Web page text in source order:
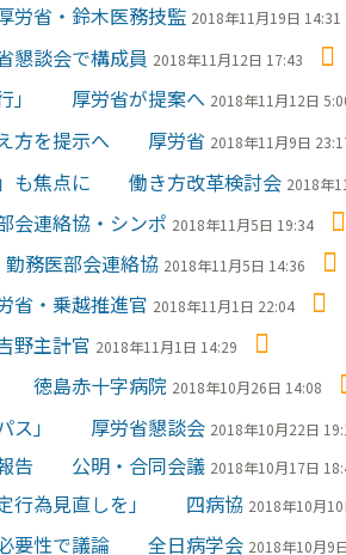
省・鈴木医務技監 2018年11月19日 14:31
談会で構成員 2018年11月12日 17:43
行」 厚労省が提案へ 2018年11月12日
え方を提示へ 厚労省 2018年11月9日
」も焦点に 働き方改革検討会 2018年
連絡協・シンポ 2018年11月5日 19:34
務医部会連絡協 2018年11月5日 14:36
・乗越推進官 2018年11月1日 22:04
野主計官 2018年11月1日 14:29
徳島赤十字病院 2018年10月26日 14:08
パス」 厚労省懇談会 2018年10月22日
報告 公明・合同会議 2018年10月17日
定行為見直しを」 四病協 2018年10月
必要性で議論 全日病学会 2018年10月9